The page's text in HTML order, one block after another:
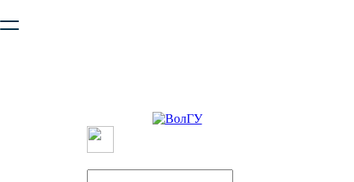
безопасную работу с сайтом. Пожалуйста